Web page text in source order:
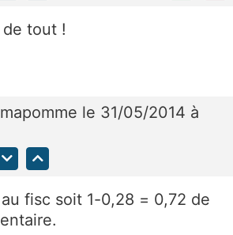
de tout !
mapomme le 31/05/2014 à
fisc soit 1-0,28 = 0,72 de